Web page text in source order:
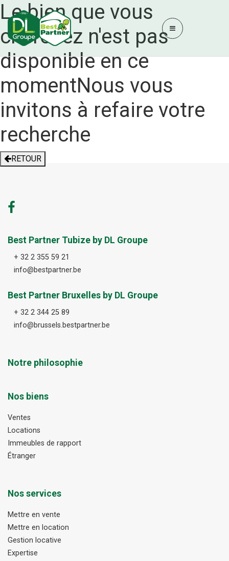
Le bien que vous
cherchez n'est pas
disponible en ce
momentNous vous
invitons à refaire votre
recherche
RETOUR
Best Partner Tubize by DL Groupe
+ 32 2 355 59 21
info@bestpartner.be
Best Partner Bruxelles by DL Groupe
+ 32 2 344 25 89
info@brussels.bestpartner.be
Notre philosophie
Nos biens
Ventes
Locations
Immeubles de rapport
Étranger
Nos services
Mettre en vente
Mettre en location
Gestion locative
Expertise